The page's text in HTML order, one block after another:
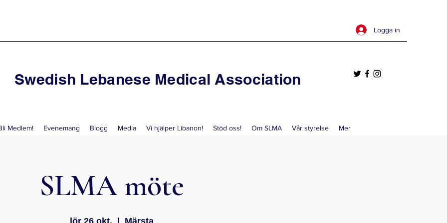
Logga in
Swedish Lebanese Medical Association
Medlem! Evenemang Blogg Media Vi hjälper Libanon! Stöd oss! Om SLMA Vår styrelse Mer
SLMA möte
lör 26 okt. Märsta